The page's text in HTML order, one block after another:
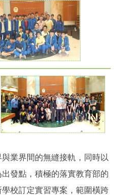
業界間的無縫接軌，同時以
發點，積極的落實教育部的
校訂定實習專案，範圍橫跨